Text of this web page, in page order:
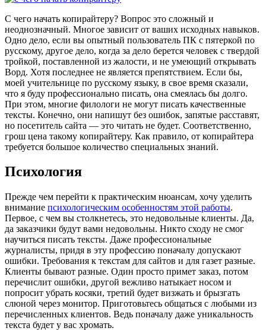
С чего начать копирайтеру? Вопрос это сложный и
неоднозначный. Многое зависит от ваших исходных навыков.
Одно дело, если вы опытный пользователь ПК с пятеркой по
русскому, другое дело, когда за дело берется человек с твердой
тройкой, поставленной из жалости, и не умеющий открывать
Ворд. Хотя последнее не является препятствием. Если бы,
моей учительнице по русскому языку, в свое время сказали,
что я буду профессионально писать, она смеялась бы долго.
При этом, многие филологи не могут писать качественные
тексты. Конечно, они напишут без ошибок, запятые расставят,
но посетитель сайта — это читать не будет. Соответственно,
грош цена такому копирайтеру. Как правило, от копирайтера
требуется большое количество специальных знаний.
Психология
Прежде чем перейти к практическим нюансам, хочу уделить
внимание психологическим особенностям этой работы.
Первое, с чем вы столкнетесь, это недовольные клиенты. Да,
да заказчики будут вами недовольны. Никто сходу не смог
научиться писать тексты. Даже профессиональные
журналисты, придя в эту профессию поначалу допускают
ошибки. Требования к текстам для сайтов и для газет разные.
Клиенты бывают разные. Один просто примет заказ, потом
перечислит ошибки, другой вежливо натыкает носом и
попросит убрать косяки, третий будет визжать и брызгать
слюной через монитор. Приготовьтесь общаться с любыми из
перечисленных клиентов. Ведь поначалу даже уникальность
текста будет у вас хромать.